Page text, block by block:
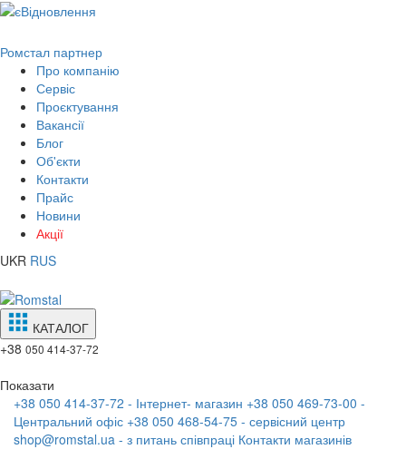
Ромстал партнер
Про компанію
Сервіс
Проєктування
Вакансії
Блог
Об'єкти
Контакти
Прайс
Новини
Акції
UKR RUS
КАТАЛОГ
+38 050 414-37-72
Показати
+38 050 414-37-72 - Інтернет- магазин +38 050 469-73-00 -
Центральний офіс +38 050 468-54-75 - сервісний центр
shop@romstal.ua - з питань співпраці Контакти магазинів